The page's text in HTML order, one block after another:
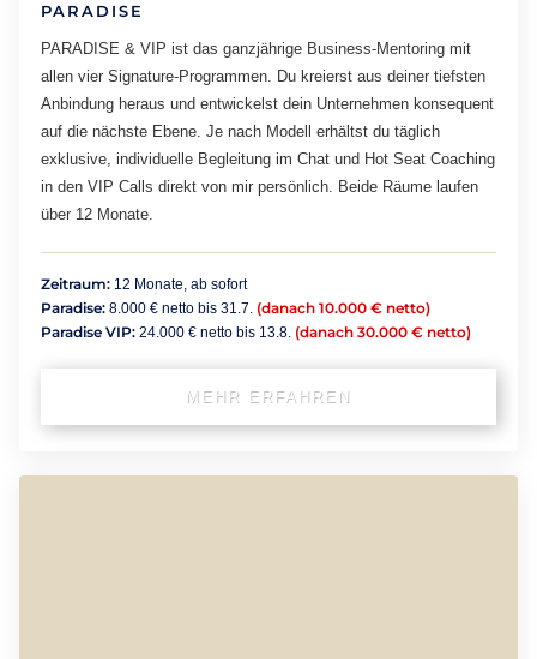
PARADISE
PARADISE & VIP ist das ganzjährige Business-Mentoring mit
allen vier Signature-Programmen. Du kreierst aus deiner tiefsten
Anbindung heraus und entwickelst dein Unternehmen konsequent
auf die nächste Ebene. Je nach Modell erhältst du täglich
exklusive, individuelle Begleitung im Chat und Hot Seat Coaching
in den VIP Calls direkt von mir persönlich. Beide Räume laufen
über 12 Monate.
Zeitraum: 12 Monate, ab sofort
Paradise: 8.000 € netto bis 31.7. (danach 10.000 € netto)
Paradise VIP: 24.000 € netto bis 13.8. (danach 30.000 € netto)
MEHR ERFAHREN